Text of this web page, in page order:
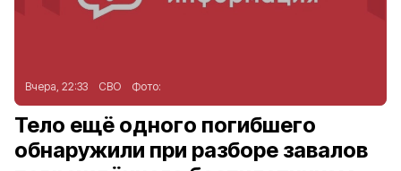
Вчера, 22:33 СВО Фото:
Тело ещё одного погибшего
обнаружили при разборе завалов